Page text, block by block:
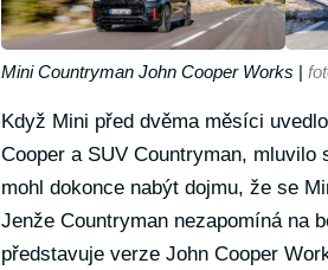
Mini Countryman John Cooper Works |
Když Mini před dvěma měsíci
Cooper a SUV Countryman,
mohl dokonce nabýt dojmu, že se
Jenže Countryman nezapomíná na
představuje verze John Cooper